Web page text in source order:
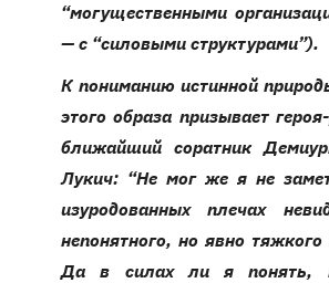
“могущественными
— с “силовыми структурами”).
К пониманию истинной
этого образа призывает
ближайший соратник
Лукич: “Не мог же я не
изуродованных плечах
непонятного, но явно
Да в силах ли я понять,